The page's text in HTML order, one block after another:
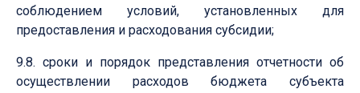
соблюдением условий, установленных для
предоставления и расходования субсидии;
9.8. сроки и порядок представления отчетности об
осуществлении расходов бюджета субъекта